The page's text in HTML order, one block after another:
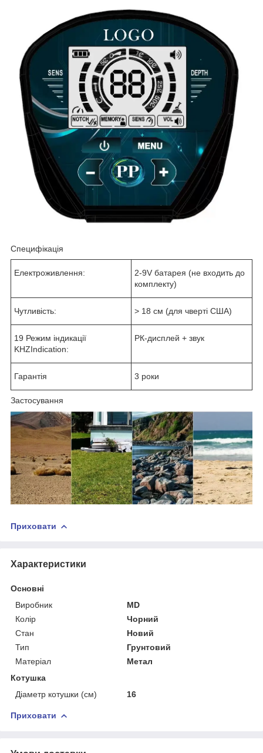
Специфікація
Електроживлення:
2-9V батарея (не входить до
комплекту)
Чутливість: > 18 см (для чверті США)
19 Режим індикації
KHZIndication:
РК-дисплей + звук
Гарантія 3 роки
Застосування
Приховати
Характеристики
Основні
Виробник
MD
Колір
Чорний
Стан
Новий
Тип
Грунтовий
Матеріал
Метал
Котушка
Діаметр котушки (см)
16
Приховати